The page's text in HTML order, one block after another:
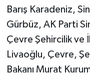
Barış Karadeniz,
Gürbüz, AK Parti
Çevre Şehircilik ve
Livaoğlu, Çevre,
Bakanı Murat